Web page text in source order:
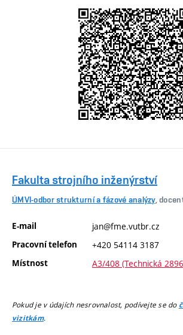
Fakulta strojního inženýrství
ÚMVI-odbor strukturní a fázové analýzy,
E-mail jan@fme.vutbr.cz
Pracovní telefon +420 54114 3187
Místnost A3/408 (Technická
Pokud je v údajích nesrovnalost, podívejte se do
vizitkám.